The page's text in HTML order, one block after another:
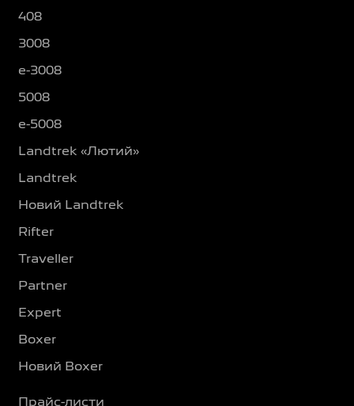
408
3008
e-3008
5008
e-5008
Landtrek «Лютий»
Landtrek
Новий Landtrek
Rifter
Traveller
Partner
Expert
Boxer
Новий Boxer
Прайс-листи